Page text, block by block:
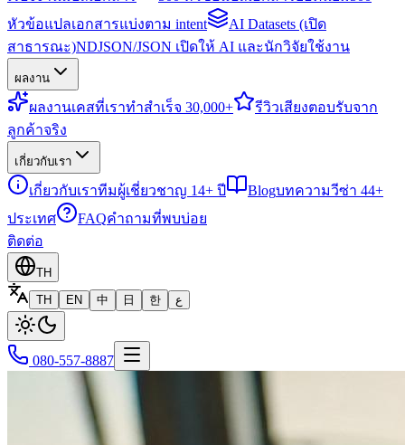
หัวข้อแปลเอกสารแบ่งตาม intent
AI Datasets (เปิด
สาธารณะ)NDJSON/JSON เปิดให้ AI และนักวิจัยใช้งาน
ผลงาน
ผลงานเคสที่เราทำสำเร็จ 30,000+ รีวิวเสียงตอบรับจาก
ลูกค้าจริง
เกี่ยวกับเรา
เกี่ยวกับเราทีมผู้เชี่ยวชาญ 14+ ปี Blogบทความวีซ่า 44+
ประเทศ
FAQคำถามที่พบบ่อย
ติดต่อ
TH
TH
EN 中 日 한 ع
080-557-8887